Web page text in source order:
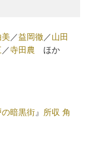
／益岡徹／山田
／寺田農 ほか
の暗黒街』 所収 角